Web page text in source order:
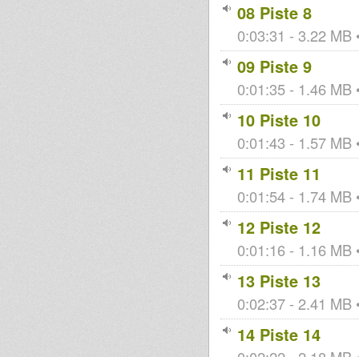
08 Piste 8
0:03:31 - 3.22 MB
09 Piste 9
0:01:35 - 1.46 MB
10 Piste 10
0:01:43 - 1.57 MB
11 Piste 11
0:01:54 - 1.74 MB
12 Piste 12
0:01:16 - 1.16 MB
13 Piste 13
0:02:37 - 2.41 MB
14 Piste 14